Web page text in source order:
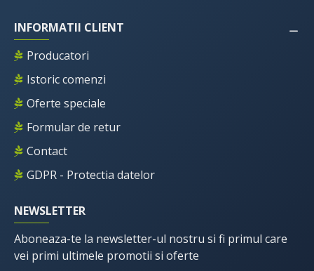
INFORMATII CLIENT
Producatori
Istoric comenzi
Oferte speciale
Formular de retur
Contact
GDPR - Protectia datelor
NEWSLETTER
Aboneaza-te la newsletter-ul nostru si fi primul care
vei primi ultimele promotii si oferte